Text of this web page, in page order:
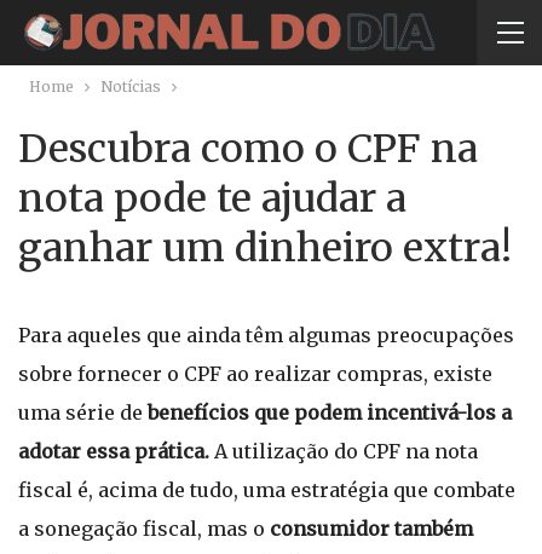
Home Notícias
Descubra como o CPF na
nota pode te ajudar a
ganhar um dinheiro extra!
Para aqueles que ainda têm algumas preocupações
sobre fornecer o CPF ao realizar compras, existe
uma série de benefícios que podem incentivá-los a
adotar essa prática. A utilização do CPF na nota
fiscal é, acima de tudo, uma estratégia que combate
a sonegação fiscal, mas o consumidor também